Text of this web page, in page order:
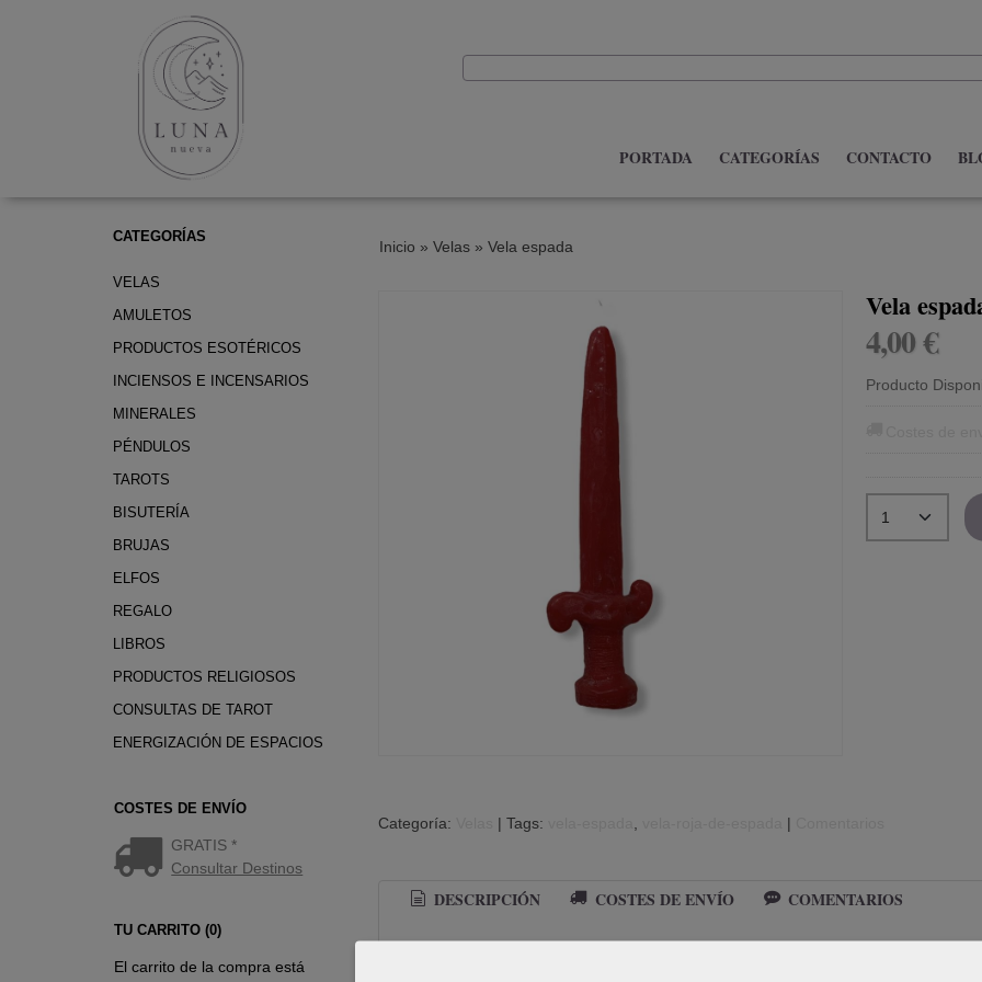
PORTADA CATEGORÍAS CONTACTO
CATEGORÍAS
VELAS
AMULETOS
PRODUCTOS ESOTÉRICOS
INCIENSOS E INCENSARIOS
MINERALES
PÉNDULOS
TAROTS
BISUTERÍA
BRUJAS
ELFOS
REGALO
LIBROS
PRODUCTOS RELIGIOSOS
CONSULTAS DE TAROT
ENERGIZACIÓN DE ESPACIOS
COSTES DE ENVÍO
GRATIS *
Consultar Destinos
TU CARRITO (0)
El carrito de la compra está
Inicio » Velas» Vela espada
Vela
4,00 €
Producto
Categoría: | Tags: |
DESCRIPCIÓN COSTES DE ENVÍO COMENTARIOS